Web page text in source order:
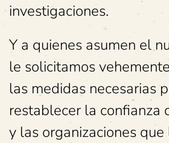
investigaciones.
Y a quienes asumen el
le solicitamos
las medidas necesarias
restablecer la confianza
y las organizaciones que